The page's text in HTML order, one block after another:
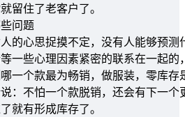
留住了老客户了。
问题
的心思捉摸不定，没有人能够预测
一些心理因素紧密的联系在一起
一个款最为畅销，做服装，零库
：不怕一个款脱销，还会有下一
就有形成库存了。